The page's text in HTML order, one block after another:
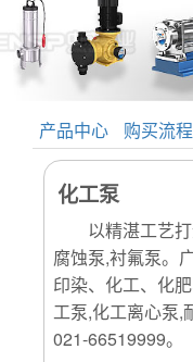
产品中心 购买流程
化工泵
以精湛工艺
腐蚀泵,衬氟泵。
印染、化工、化
工泵,化工离心泵,
021-66519999。